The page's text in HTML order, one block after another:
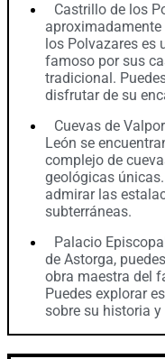
Castrillo de los
los Polvazares es
famoso por sus
tradicional.
disfrutar de su
Cuevas de
León se
complejo de
geológicas
admirar las
subterráneas.
Palacio
de Astorga,
obra maestra del
Puedes explorar
sobre su historia y